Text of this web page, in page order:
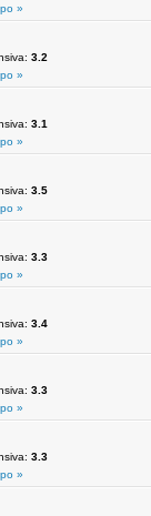
»
3.2
»
3.1
»
3.5
»
3.3
»
3.4
»
3.3
»
3.3
»